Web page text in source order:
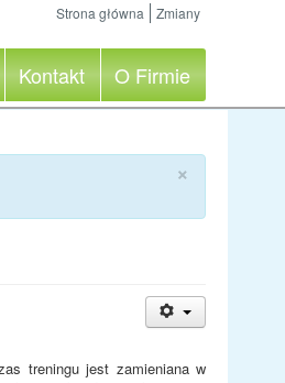
Strona główna Zmiany
Kontakt O Firmie
×
treningu jest zamieniana w